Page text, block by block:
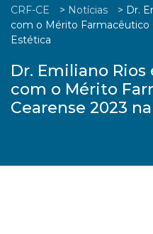
CRF-CE > Notícias > Dr.
com o Mérito Farmacêutico
Estética
Dr. Emiliano
com o Mérito
Cearense 2023